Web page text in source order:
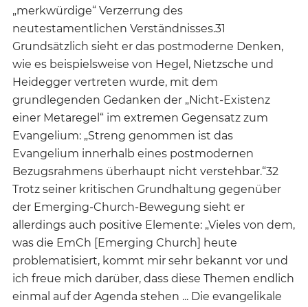
„merkwürdige“ Verzerrung des
neutestamentlichen Verständnisses.31
Grundsätzlich sieht er das postmoderne Denken,
wie es beispielsweise von Hegel, Nietzsche und
Heidegger vertreten wurde, mit dem
grundlegenden Gedanken der „Nicht-Existenz
einer Metaregel“ im extremen Gegensatz zum
Evangelium: „Streng genommen ist das
Evangelium innerhalb eines postmodernen
Bezugsrahmens überhaupt nicht verstehbar.“32
Trotz seiner kritischen Grundhaltung gegenüber
der Emerging-Church-Bewegung sieht er
allerdings auch positive Elemente: „Vieles von dem,
was die EmCh [Emerging Church] heute
problematisiert, kommt mir sehr bekannt vor und
ich freue mich darüber, dass diese Themen endlich
einmal auf der Agenda stehen ... Die evangelikale